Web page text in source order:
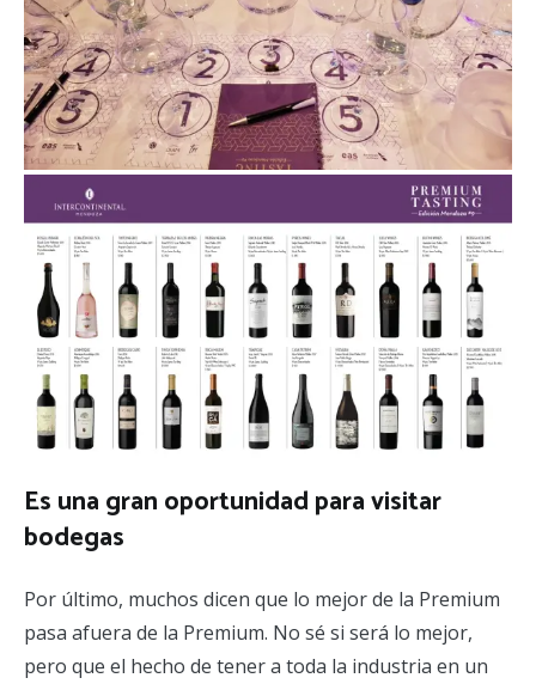
Es una gran oportunidad para visitar
bodegas
Por último, muchos dicen que lo mejor de la Premium
pasa afuera de la Premium. No sé si será lo mejor,
pero que el hecho de tener a toda la industria en un